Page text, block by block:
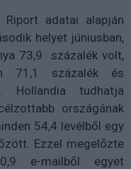
adatai alapján
helyet júniusban,
73,9 százalék volt,
71,1 százalék és
Hollandia tudhatja
országának
54,4 levélből egy
Ezzel megelőzte
e-mailből egyet